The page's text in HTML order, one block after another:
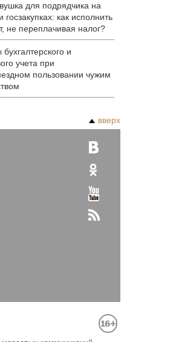
для подрядчика на
как исполнить
не переплачивая налог?
и
учета при
пользовании чужим
вверх